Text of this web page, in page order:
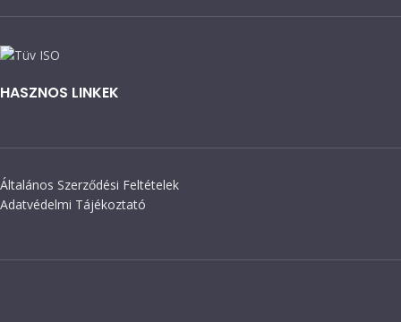
HASZNOS LINKEK
Általános Szerződési Feltételek
Adatvédelmi Tájékoztató